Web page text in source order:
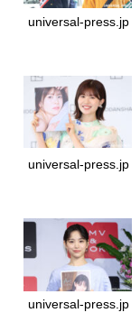
universal-press.jp
universal-press.jp
universal-press.jp